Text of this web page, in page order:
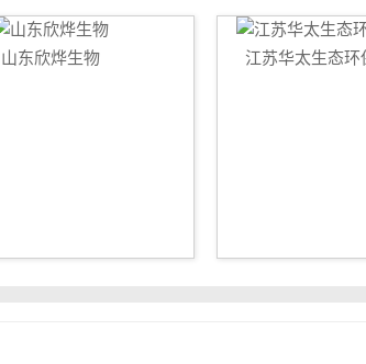
山东欣烨生物 江苏华太生态环